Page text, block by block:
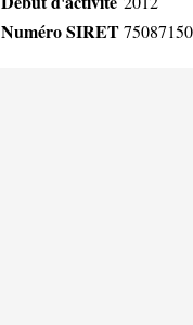
Numéro SIRET